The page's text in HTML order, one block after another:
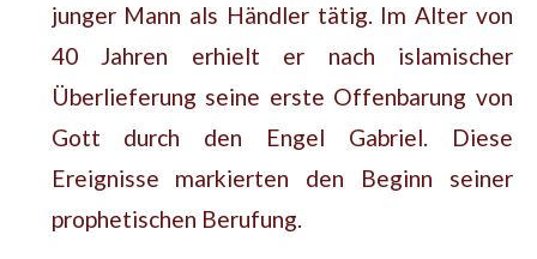
junger Mann als Händler tätig. Im Alter von
40 Jahren erhielt er nach islamischer
Überlieferung seine erste Offenbarung von
Gott durch den Engel Gabriel. Diese
Ereignisse markierten den Beginn seiner
prophetischen Berufung.